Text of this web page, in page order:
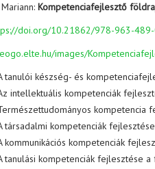
Kompetenciafejlesztő
doi.org/10.21862/978-963-
images/
tanulói készség- és
intellektuális kompetenciák
kompetencia
társadalmi kompetenciák
kommunikációs kompetenciák
tanulási kompetenciák fejlesztése